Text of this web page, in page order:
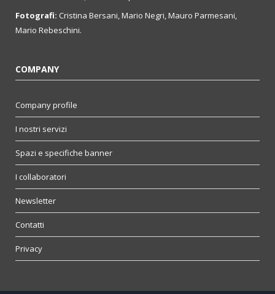
Fotografi: Cristina Bersani, Mario Negri, Mauro Parmesani,
Mario Rebeschini.
COMPANY
Company profile
I nostri servizi
Spazi e specifiche banner
I collaboratori
Newsletter
Contatti
Privacy